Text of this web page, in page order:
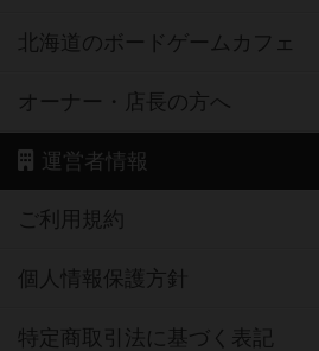
北海道のボードゲームカフェ
オーナー・店長の方へ
運営者情報
ご利用規約
個人情報保護方針
特定商取引法に基づく表記